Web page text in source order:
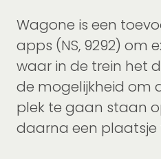
Wagone is een
apps (NS, 9292) om
waar in de trein het
de mogelijkheid om
plek te gaan staan
daarna een